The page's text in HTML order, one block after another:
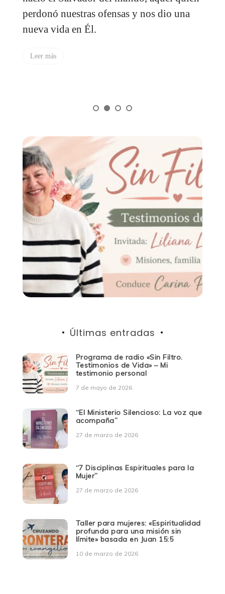
las diferentes situaciones con el espíritu
correcto. De lo contrario, la carne se
interpondrá y tus reacciones y acciones va
a tener una mala motivación.
Últimas entradas
Programa de radio «Sin Filtro.
Testimonios de Vida» – Mi
testimonio personal
7 de mayo de 2026
“El Ministerio Silencioso: La voz que
acompaña”
27 de marzo de 2026
“7 Disciplinas Espirituales para la
Mujer”
27 de marzo de 2026
Taller para mujeres: «Espiritualidad
profunda para una misión sin
límite» basada en Juan 15:5
10 de marzo de 2026